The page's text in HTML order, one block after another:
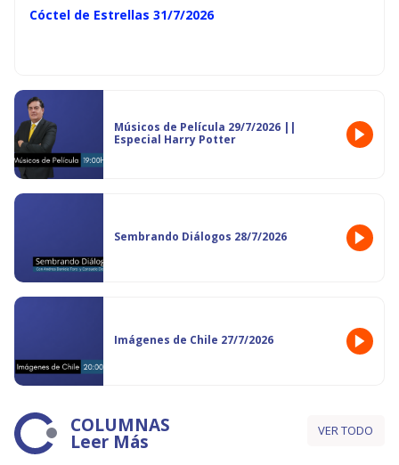
Cóctel de Estrellas 31/7/2026
Músicos de Película 29/7/2026 ||
Especial Harry Potter
Sembrando Diálogos 28/7/2026
Imágenes de Chile 27/7/2026
COLUMNAS
Leer Más VER TODO